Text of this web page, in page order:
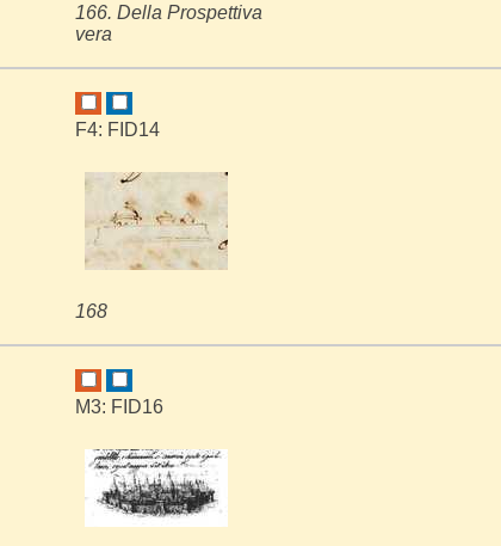
166. Della Prospettiva
vera
F4: FID14
168
M3: FID16